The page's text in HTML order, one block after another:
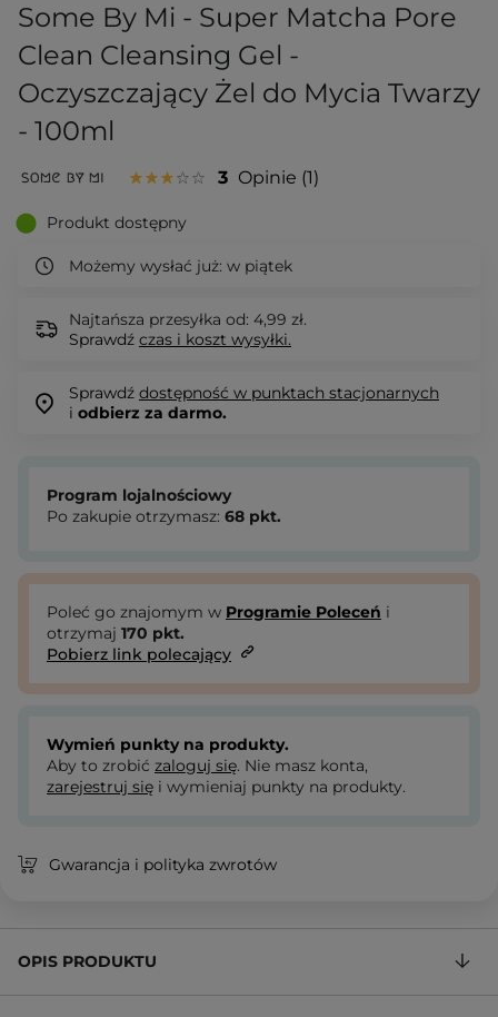
Some By Mi - Super Matcha Pore
Clean Cleansing Gel -
Oczyszczający Żel do Mycia Twarzy
- 100ml
3 Opinie 1
Produkt dostępny
Możemy wysłać już: w piątek
Najtańsza przesyłka od: 4,99 zł.
Sprawdź czas i koszt wysyłki.
Sprawdź dostępność w punktach stacjonarnych
i odbierz za darmo.
Program lojalnościowy
Po zakupie otrzymasz: 68 pkt.
Poleć go znajomym w Programie Poleceń i
otrzymaj 170 pkt.
Pobierz link polecający
Wymień punkty na produkty.
Aby to zrobić zaloguj się. Nie masz konta,
zarejestruj się i wymieniaj punkty na produkty.
Gwarancja i polityka zwrotów
OPIS PRODUKTU